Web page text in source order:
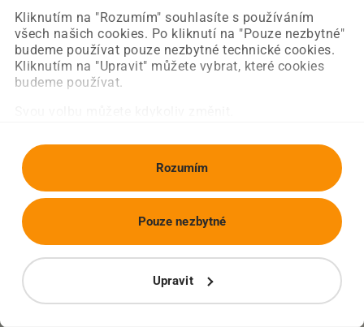
Kliknutím na "Rozumím" souhlasíte s používáním
všech našich cookies. Po kliknutí na "Pouze nezbytné"
budeme používat pouze nezbytné technické cookies.
Kliknutím na "Upravit" můžete vybrat, které cookies
budeme používat.
Rozumím
Upravit
Pouze nezbytné
Obnovit stránku Úvodní strana